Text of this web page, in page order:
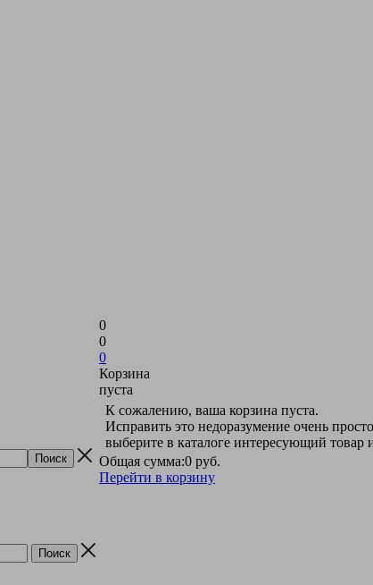
0
0
0
Корзина
пуста
К сожалению, ваша корзина пуста.
Исправить это недоразумение очень
выберите в каталоге интересующий
Общая сумма:0 руб.
Перейти в корзину